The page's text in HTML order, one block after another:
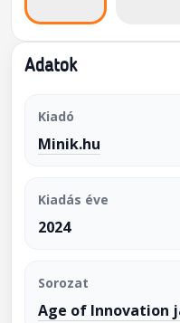
Adatok
Kiadó
Minik.hu
Kiadás éve
2024
Sorozat
Age of Innovation